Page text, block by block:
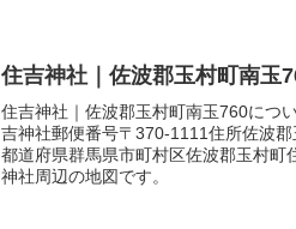
住吉神社｜佐波郡玉村町南玉
住吉神社｜佐波郡玉村町南玉760につ
吉神社郵便番号〒370-1111住所佐波
都道府県群馬県市町村区佐波郡玉村町
神社周辺の地図です。